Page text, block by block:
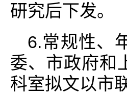
研究后下发。
6.常规性、
委、市政府和
科室拟文以市